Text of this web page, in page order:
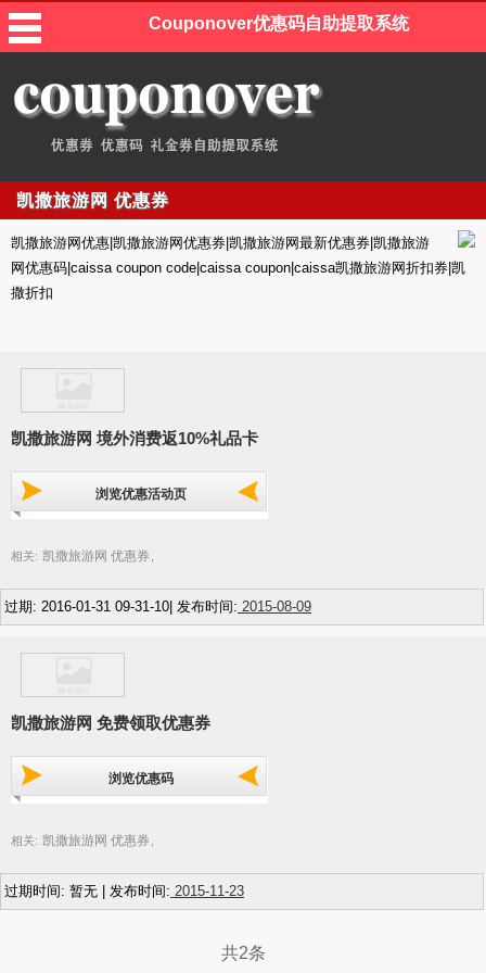
Couponover优惠码自助提取系统
凯撒旅游网 优惠券
凯撒旅游网优惠|凯撒旅游网优惠券|凯撒旅游网最新优惠券|凯撒旅游
网优惠码|caissa coupon code|caissa coupon|caissa凯撒旅游网折扣券|凯
撒折扣
凯撒旅游网 境外消费返10%礼品卡
浏览优惠活动页
相关: 凯撒旅游网 优惠券
过期: 2016-01-31 09-31-10| 发布时间: 2015-08-09
凯撒旅游网 免费领取优惠券
浏览优惠码
相关: 凯撒旅游网 优惠券 ,
过期时间: 暂无 | 发布时间: 2015-11-23
共2条